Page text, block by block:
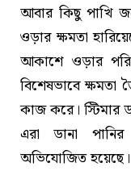
আবার কিছু পাখি
ওড়ার ক্ষমতা
আকাশে ওড়ার
বিশেষভাবে ক্ষমতা
কাজ করে। স্টিমার
এরা ডানা
অভিযোজিত হয়েছে।